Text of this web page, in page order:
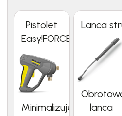
Pistolet
Easy!FORCE
Minimalizuje
Lanca
lanca